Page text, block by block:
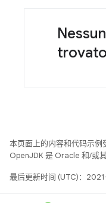
本页面上的内容和代码示例
OpenJDK 是 Oracle 和/或
最后更新时间 (UTC)：